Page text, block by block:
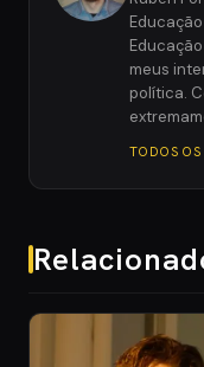
meus
política.
TODOS